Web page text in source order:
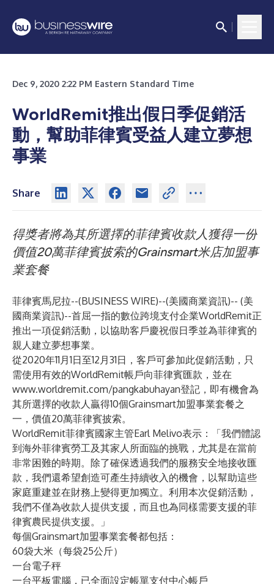
Dec 9, 2020 2:22 PM Eastern Standard Time
WorldRemit推出假日季促銷活
動，幫助菲律賓受益人建立夢想
事業
Share
得獎者將為其所選擇的菲律賓收款人獲得一份
價值20萬菲律賓披索的Grainsmart米店加盟事
業套餐
菲律賓馬尼拉--(BUSINESS WIRE)--(美國商業資訊)-- (美
國商業資訊)--首屈一指的數位跨境支付企業WorldRemit正
推出一項促銷活動，以協助客戶慶祝假日季並為菲律賓的
親人建立夢想事業。
從2020年11月1日至12月31日，客戶可參加此促銷活動，只
需使用有效的WorldRemit帳戶向菲律賓匯款，並在
www.worldremit.com/pangkabuhayan登記，即有機會為
其所選擇的收款人贏得10個Grainsmart加盟事業套餐之
一，價值20萬菲律賓披索。
WorldRemit菲律賓國家主管Earl Melivo表示：「我們體認
到海外菲律賓勞工及其家人所面臨的挑戰，尤其是在當前
非常困難的時期。除了確保透過我們的服務安全地接收匯
款，我們還希望創造可產生持續收入的機會，以幫助這些
家庭重建並在財務上變得更加獨立。利用本次促銷活動，
我們不僅為收款人提供支援，而且也為同樣需要支援的菲
律賓農民提供支援。」
每個Grainsmart加盟事業套餐都包括：
60袋大米（每袋25公斤）
一台電子秤
一台平板電腦，已全面設定帳單支付中心帳戶